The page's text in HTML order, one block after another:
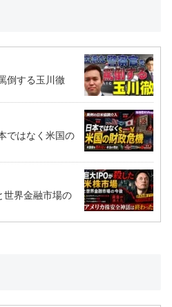
倒する玉川徹
ではなく米国の
世界金融市場の